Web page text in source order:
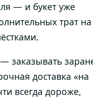
— и букет уже
трат на
заказывать
доставка «на
всегда дороже,